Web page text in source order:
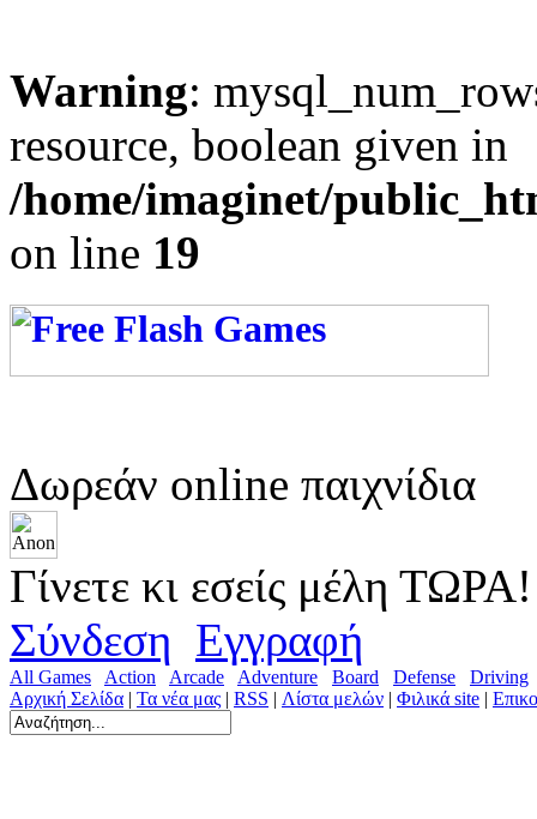
Warning:
resource, boolean given in
/home/imaginet/
on line 19
Δωρεάν online παιχνίδια
Γίνετε κι εσείς μέλη ΤΩΡΑ!
Σύνδεση Εγγραφή
All Games Action Arcade Adventure Board Defense
Driving
Αρχική Σελίδα | Τα νέα μας | RSS | Λίστα μελών | Φιλικά site |